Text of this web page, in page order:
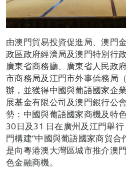
由澳門貿易投資促進局、澳門
政區政府經濟局及澳門特別行
廣東省商務廳、廣東省人民政
市商務局及江門市外事僑務局
辦，並獲得中國與葡語國家企
展基金有限公司及澳門銀行公
勢：中國與葡語國家商機及特
30日及31 日在廣州及江門舉
門構建“中國與葡語國家商貿合
是向粵港澳大灣區城市推介澳
色金融商機。